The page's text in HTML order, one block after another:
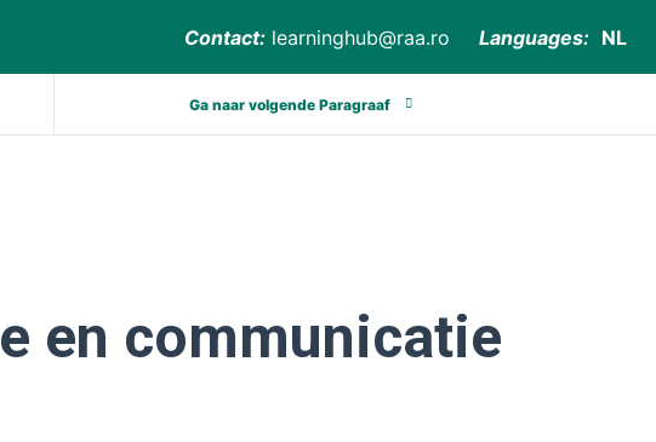
Contact: learninghub@raa.ro Languages: NL
Ga naar volgende Paragraaf
en communicatie